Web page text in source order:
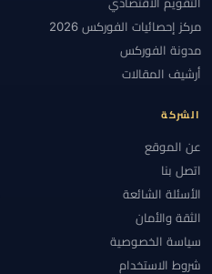
التقويم الاقتصادي
مركز إحصائيات الفوركس 2026
مدونة الفوركس
أرشيف المقالات
الشركة
عن الموقع
اتصل بنا
الأسئلة الشائعة
الثقة والأمان
سياسة الخصوصية
شروط الاستخدام